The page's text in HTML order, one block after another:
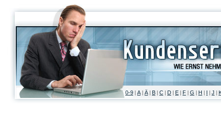
0-9 A Ä B C D E F G H I J